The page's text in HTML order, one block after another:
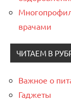
врачами
ЧИТАЕМ В
Важное о
Гаджеты